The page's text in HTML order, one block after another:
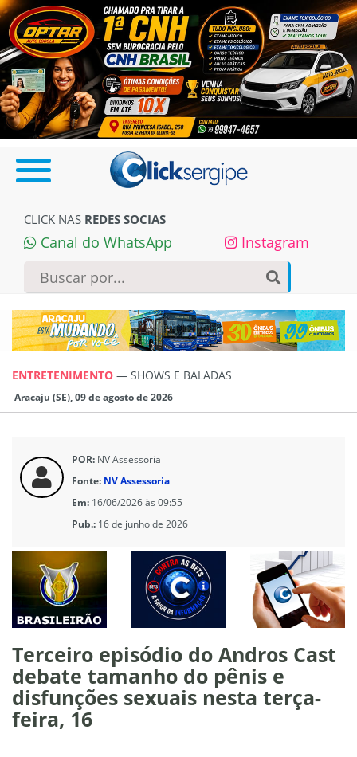
CLICK NAS REDES SOCIAS
Canal do WhatsApp Instagram
ENTRETENIMENTO — SHOWS E BALADAS
Aracaju (SE), 09 de agosto de 2026
POR: NV Assessoria
Fonte: NV Assessoria
Em: 16/06/2026 às 09:55
Pub.: 16 de junho de 2026
Terceiro episódio do Andros Cast
debate tamanho do pênis e
disfunções sexuais nesta terça-
feira, 16